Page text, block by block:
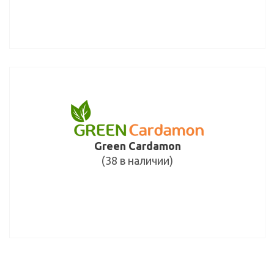
Green Cardamon
(38 в наличии)